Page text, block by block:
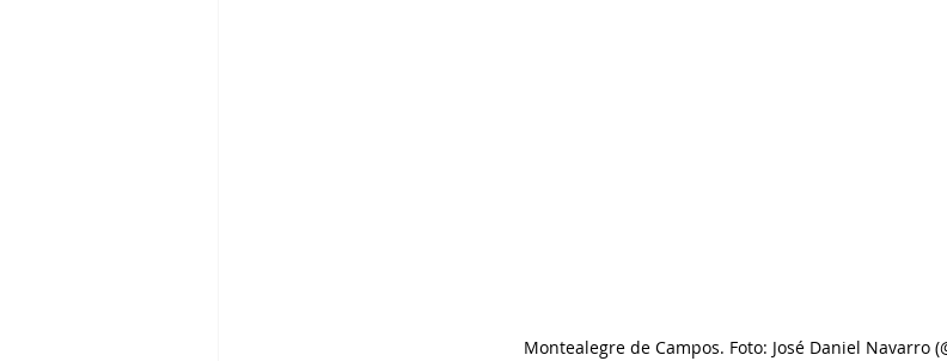
Montealegre de Campos. Foto: José Daniel Navarro